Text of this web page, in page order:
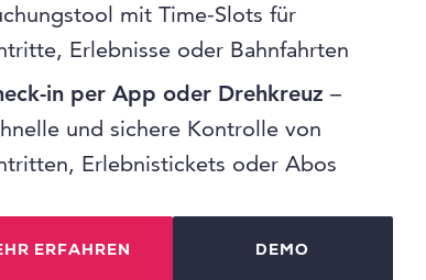
mit Time-Slots für
Erlebnisse oder Bahnfahrten
in per App oder Drehkreuz –
und sichere Kontrolle von
Erlebnistickets oder Abos
ERFAHREN DEMO